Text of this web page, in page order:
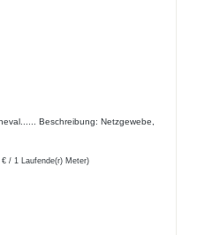
von 0 von 5 Sternen
Beschreibung: Netzgewebe,
€ / 1 Laufende(r) Meter)